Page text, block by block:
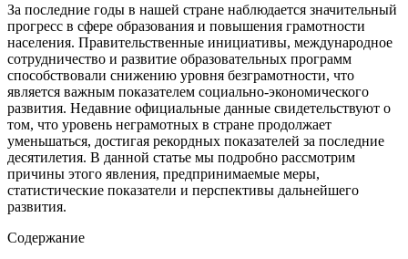
За последние годы в нашей стране наблюдается значительный
прогресс в сфере образования и повышения грамотности
населения. Правительственные инициативы, международное
сотрудничество и развитие образовательных программ
способствовали снижению уровня безграмотности, что
является важным показателем социально-экономического
развития. Недавние официальные данные свидетельствуют о
том, что уровень неграмотных в стране продолжает
уменьшаться, достигая рекордных показателей за последние
десятилетия. В данной статье мы подробно рассмотрим
причины этого явления, предпринимаемые меры,
статистические показатели и перспективы дальнейшего
развития.
Содержание